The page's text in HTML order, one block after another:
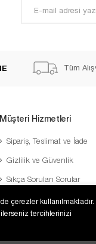
Tüm
Müşteri Hizmetleri
Sipariş, Teslimat ve İade
Gizlilik ve Güvenlik
Sıkça Sorulan Sorular
Sipariş Takibi
Şifre Hatırlatma
çerezler kullanılmaktadır.
tercihlerinizi